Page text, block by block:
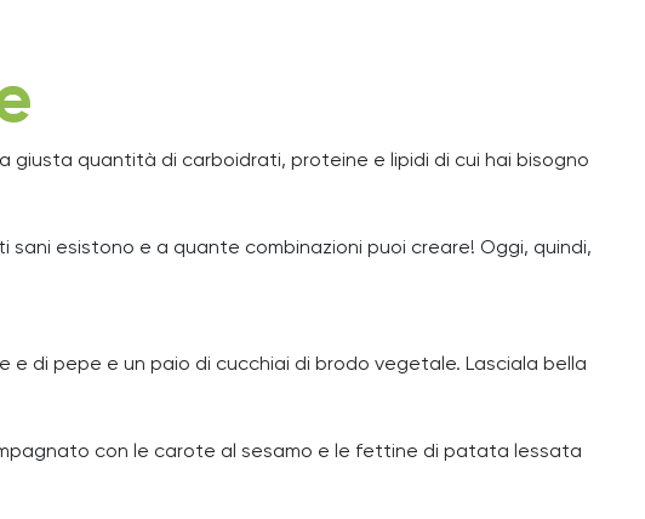
giusta quantità di carboidrati, proteine e lipidi di cui hai bisogno
esistono e a quante combinazioni puoi creare! Oggi, quindi,
e di pepe e un paio di cucchiai di brodo vegetale. Lasciala bella
con le carote al sesamo e le fettine di patata lessata